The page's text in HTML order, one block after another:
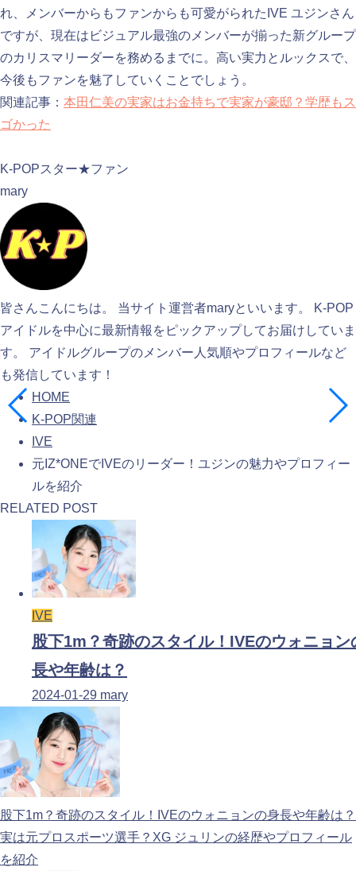
れ、メンバーからもファンからも可愛がられたIVE ユジンさん
ですが、現在はビジュアル最強のメンバーが揃った新グループ
のカリスマリーダーを務めるまでに。高い実力とルックスで、
今後もファンを魅了していくことでしょう。
関連記事： 本田仁美の実家はお金持ちで実家が豪邸？学歴もス
ゴかった
K-POPスター★ファン
mary
皆さんこんにちは。 当サイト運営者maryといいます。 K-POP
アイドルを中心に最新情報をピックアップしてお届けしていま
す。 アイドルグループのメンバー人気順やプロフィールなど
も発信しています！
HOME
K-POP関連
IVE
元IZ*ONEでIVEのリーダー！ユジンの魅力やプロフィー
ルを紹介
RELATED POST
IVE
股下1m？奇跡のスタイル！IVEのウォニョン
長や年齢は？
2024-01-29 mary
股下1m？奇跡のスタイル！IVEのウォニョンの身長や年齢は？
実は元プロスポーツ選手？XG ジュリンの経歴やプロフィール
を紹介